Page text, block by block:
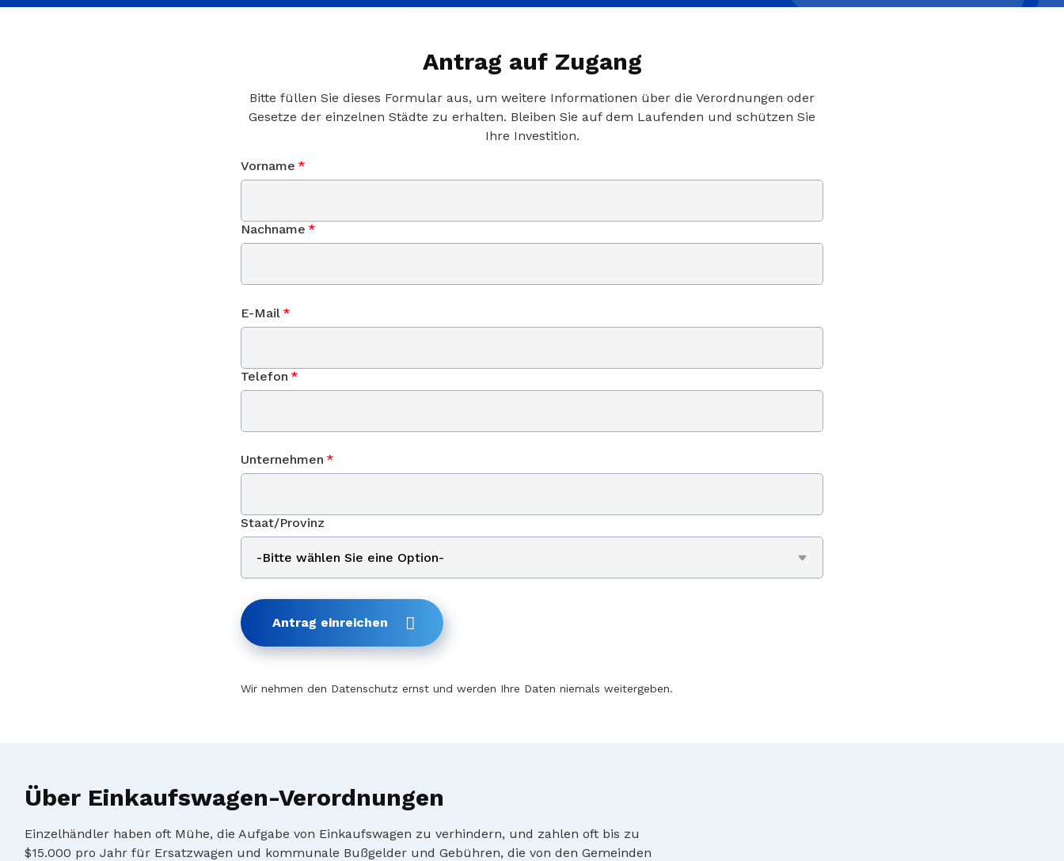
Antrag auf Zugang
Bitte füllen Sie dieses Formular aus, um weitere Informationen über die Verordnungen oder
Gesetze der einzelnen Städte zu erhalten. Bleiben Sie auf dem Laufenden und schützen Sie
Ihre Investition.
Vorname *
Nachname *
E-Mail *
Telefon *
Unternehmen *
Staat/Provinz
Antrag einreichen
Wir nehmen den Datenschutz ernst und werden Ihre Daten niemals weitergeben.
Über Einkaufswagen-Verordnungen
Einzelhändler haben oft Mühe, die Aufgabe von Einkaufswagen zu verhindern, und zahlen oft bis zu
$15.000 pro Jahr für Ersatzwagen und kommunale Bußgelder und Gebühren, die von den Gemeinden